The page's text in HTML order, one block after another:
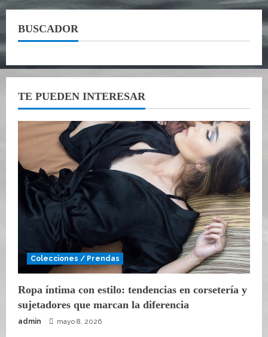
BUSCADOR
TE PUEDEN INTERESAR
Colecciones / Prendas
Ropa íntima con estilo: tendencias en corsetería y
sujetadores que marcan la diferencia
admin mayo 8, 2026